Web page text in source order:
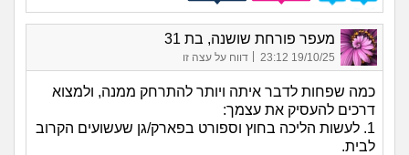
מעפר פורחת שושנה, בת 31
19/10/25 23:12
| דווח על עצה זו
כמה שפחות לדבר איתה ויותר להתרחק ממנה, ולמצוא
דרכים להעסיק את עצמך:
1. לעשות הליכה בחוץ וספורט בפארק/גן שעשועים הקרוב
לבית.